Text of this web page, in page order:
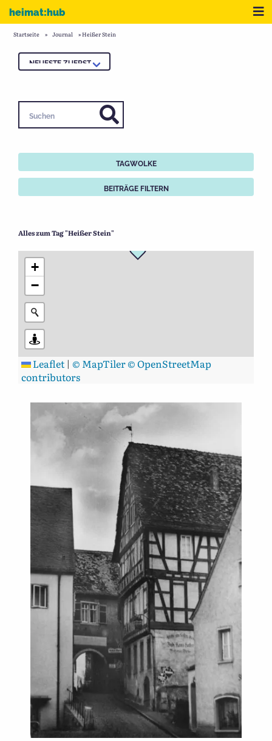
Zum Inhalt
heimat:hub
Startseite » Journal »Heißer Stein
TAGWOLKE
BEITRÄGE FILTERN
Alles zum Tag "Heißer Stein"
+
−
Leaflet | © MapTiler© OpenStreetMap
contributors